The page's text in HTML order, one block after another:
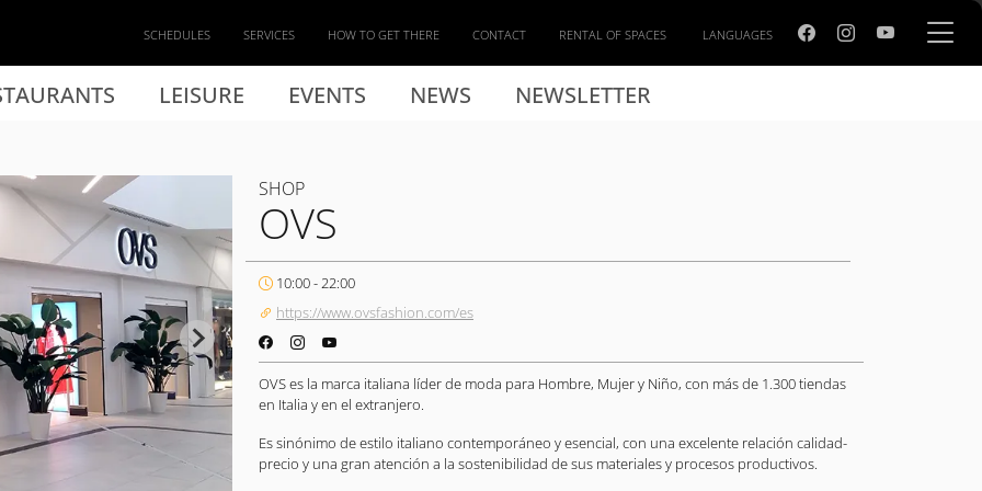
LEISURE EVENTS NEWS NEWSLETTER
SCHEDULES SERVICES HOW TO GET THERE CONTACT RENTAL OF SPACES LANGUAGES
SHOP
OVS
10:00 - 22:00
https://www.ovsfashion.com/es
OVS es la marca italiana líder de moda para Hombre, Mujer y Niño, con más de 1.300 tiendas
en Italia y en el extranjero.
Es sinónimo de estilo italiano contemporáneo y esencial, con una excelente relación calidad-
precio y una gran atención a la sostenibilidad de sus materiales y procesos productivos.